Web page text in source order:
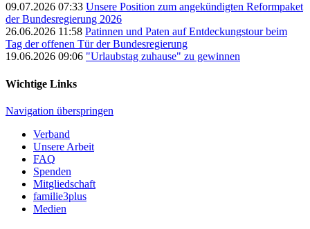
09.07.2026 07:33 Unsere Position zum angekündigten Reformpaket
der Bundesregierung 2026
26.06.2026 11:58 Patinnen und Paten auf Entdeckungstour beim
Tag der offenen Tür der Bundesregierung
19.06.2026 09:06 "Urlaubstag zuhause" zu gewinnen
Wichtige Links
Navigation überspringen
Verband
Unsere Arbeit
FAQ
Spenden
Mitgliedschaft
familie3plus
Medien